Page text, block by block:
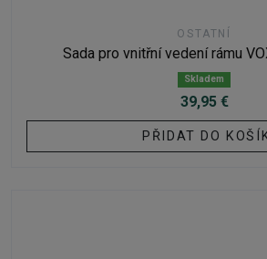
OSTATNÍ
Sada pro vnitřní vedení rámu
Skladem
39,95 €
PŘIDAT DO